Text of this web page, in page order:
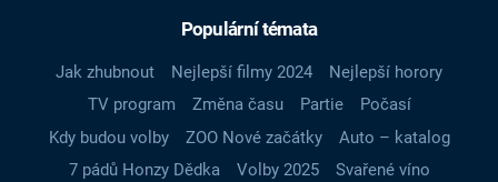
Populární témata
Jak zhubnout Nejlepší filmy 2024
Nejlepší horory
TV program
Změna času Partie
Počasí
Kdy budou volby
ZOO Nové začátky
Auto – katalog
7 pádů Honzy Dědka
Volby 2025
Svařené víno